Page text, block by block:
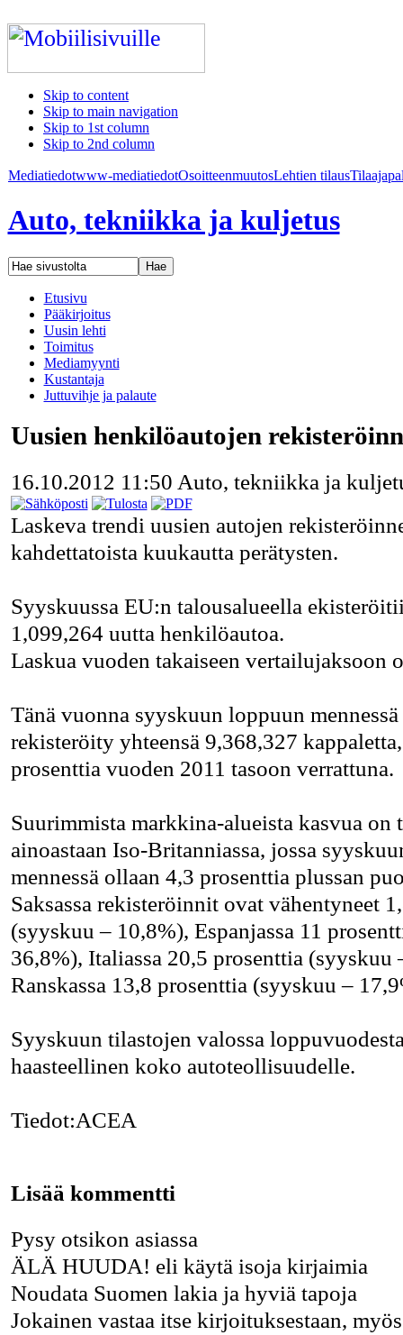
Skip to content
Skip to main navigation
Skip to 1st column
Skip to 2nd column
Mediatiedotwww-mediatiedotOsoitteenmuutosLehtien tilaus
Auto, tekniikka ja kuljetus
Etusivu
Pääkirjoitus
Uusin lehti
Toimitus
Mediamyynti
Kustantaja
Juttuvihje ja palaute
Uusien henkilöautojen
16.10.2012 11:50 Auto, tekniikka ja
Laskeva trendi uusien autojen
kahdettatoista kuukautta perätysten.
Syyskuussa EU:n talousalueella
1,099,264 uutta henkilöautoa.
Laskua vuoden takaiseen vertailujaksoon
Tänä vuonna syyskuun loppuun
rekisteröity yhteensä 9,368,327
prosenttia vuoden 2011 tasoon verrattuna.
Suurimmista markkina-alueista kasvua on
ainoastaan Iso-Britanniassa, jossa
mennessä ollaan 4,3 prosenttia plussan
Saksassa rekisteröinnit ovat vähentyneet
(syyskuu – 10,8%), Espanjassa 11
36,8%), Italiassa 20,5 prosenttia (syyskuu
Ranskassa 13,8 prosenttia (syyskuu –
Syyskuun tilastojen valossa
haasteellinen koko autoteollisuudelle.
Tiedot:ACEA
Lisää kommentti
Pysy otsikon asiassa
ÄLÄ HUUDA! eli käytä isoja kirjaimia
Noudata Suomen lakia ja hyviä tapoja
Jokainen vastaa itse kirjoituksestaan,